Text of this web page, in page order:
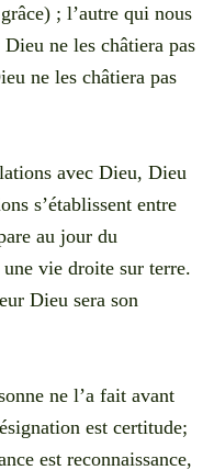
; l’autre qui nous
ne les châtiera pas
ne les châtiera pas
avec Dieu, Dieu
s’établissent entre
au jour du
une vie droite sur terre.
Dieu sera son
ne l’a fait avant
est certitude;
est reconnaissance,